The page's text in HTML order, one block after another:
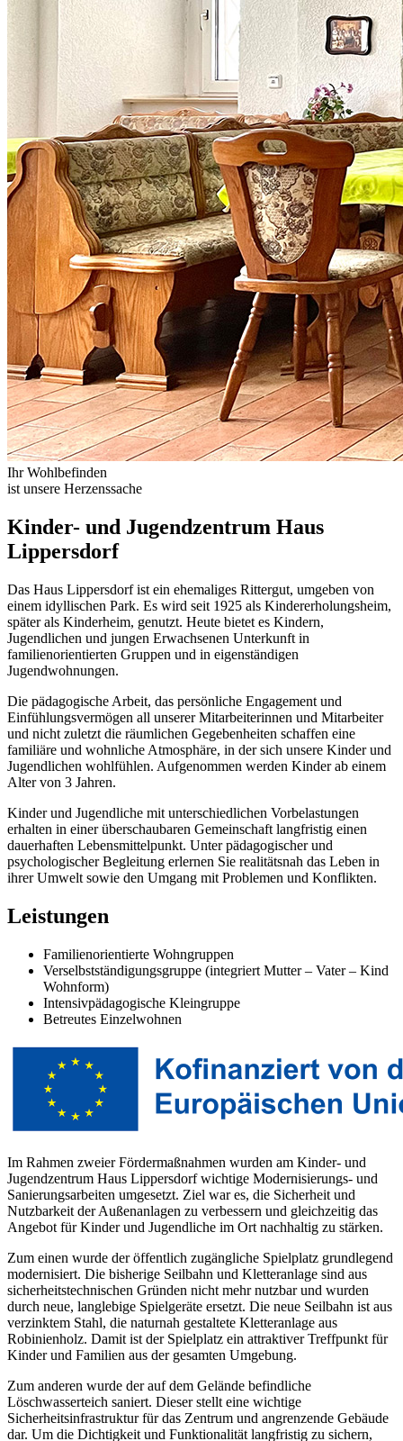
Ihr Wohlbefinden
ist unsere Herzenssache
Kinder- und Jugendzentrum Haus
Lippersdorf
Das Haus Lippersdorf ist ein ehemaliges Rittergut, umgeben von
einem idyllischen Park. Es wird seit 1925 als Kindererholungsheim,
später als Kinderheim, genutzt. Heute bietet es Kindern,
Jugendlichen und jungen Erwachsenen Unterkunft in
familienorientierten Gruppen und in eigenständigen
Jugendwohnungen.
Die pädagogische Arbeit, das persönliche Engagement und
Einfühlungsvermögen all unserer Mitarbeiterinnen und Mitarbeiter
und nicht zuletzt die räumlichen Gegebenheiten schaffen eine
familiäre und wohnliche Atmosphäre, in der sich unsere Kinder und
Jugendlichen wohlfühlen. Aufgenommen werden Kinder ab einem
Alter von 3 Jahren.
Kinder und Jugendliche mit unterschiedlichen Vorbelastungen
erhalten in einer überschaubaren Gemeinschaft langfristig einen
dauerhaften Lebensmittelpunkt. Unter pädagogischer und
psychologischer Begleitung erlernen Sie realitätsnah das Leben in
ihrer Umwelt sowie den Umgang mit Problemen und Konflikten.
Leistungen
Familienorientierte Wohngruppen
Verselbstständigungsgruppe (integriert Mutter – Vater – Kind
Wohnform)
Intensivpädagogische Kleingruppe
Betreutes Einzelwohnen
Im Rahmen zweier Fördermaßnahmen wurden am Kinder- und
Jugendzentrum Haus Lippersdorf wichtige Modernisierungs- und
Sanierungsarbeiten umgesetzt. Ziel war es, die Sicherheit und
Nutzbarkeit der Außenanlagen zu verbessern und gleichzeitig das
Angebot für Kinder und Jugendliche im Ort nachhaltig zu stärken.
Zum einen wurde der öffentlich zugängliche Spielplatz grundlegend
modernisiert. Die bisherige Seilbahn und Kletteranlage sind aus
sicherheitstechnischen Gründen nicht mehr nutzbar und wurden
durch neue, langlebige Spielgeräte ersetzt. Die neue Seilbahn ist aus
verzinktem Stahl, die naturnah gestaltete Kletteranlage aus
Robinienholz. Damit ist der Spielplatz ein attraktiver Treffpunkt für
Kinder und Familien aus der gesamten Umgebung.
Zum anderen wurde der auf dem Gelände befindliche
Löschwasserteich saniert. Dieser stellt eine wichtige
Sicherheitsinfrastruktur für das Zentrum und angrenzende Gebäude
dar. Um die Dichtigkeit und Funktionalität langfristig zu sichern,